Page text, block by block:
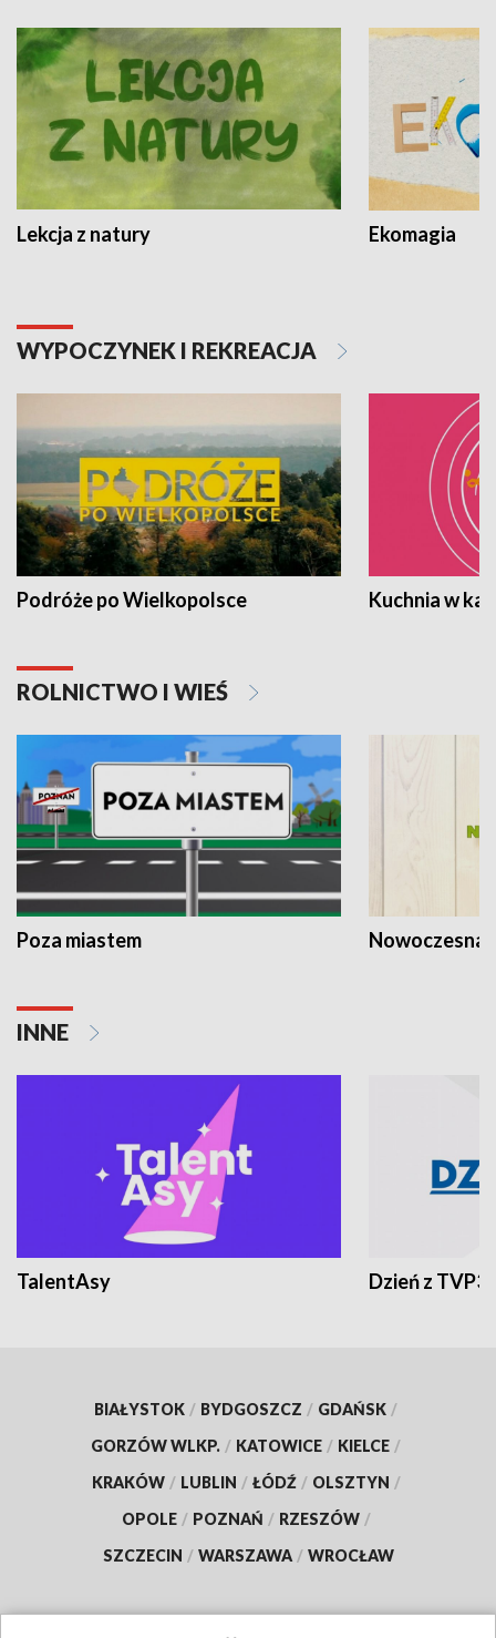
Lekcja z natury Ekomagia
WYPOCZYNEK I REKREACJA
Podróże po Wielkopolsce Kuchnia w
ROLNICTWO I WIEŚ
Poza miastem Nowoczesna
INNE
TalentAsy Dzień z TVP3
BIAŁYSTOK / BYDGOSZCZ / GDAŃSK /
GORZÓW WLKP. / KATOWICE / KIELCE /
KRAKÓW / LUBLIN / ŁÓDŹ / OLSZTYN /
OPOLE / POZNAŃ / RZESZÓW /
SZCZECIN / WARSZAWA / WROCŁAW